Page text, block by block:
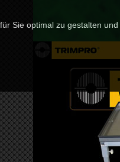
Sie optimal zu gestalten